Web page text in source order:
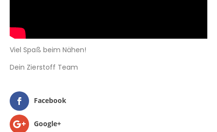
Viel Spaß beim Nähen!
Dein Zierstoff Team
Facebook
Google+